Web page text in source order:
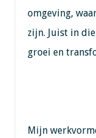
omgeving,
zijn. Juist in
groei en
Mijn